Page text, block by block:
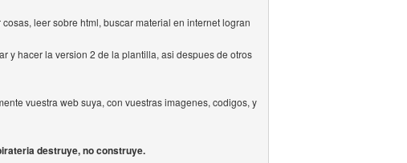
leer sobre html, buscar material en internet logran
y hacer la version 2 de la plantilla, asi despues de otros
vuestra web suya, con vuestras imagenes, codigos, y
destruye, no construye.